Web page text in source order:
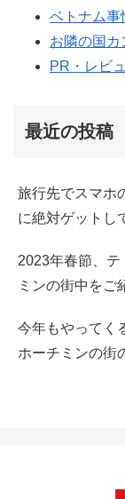
ベトナム事
お隣の国カ
PR・レビ
最近の投稿
旅行先でスマホ
に絶対ゲットし
2023年春節、
ミンの街中をご
今年もやってく
ホーチミンの街